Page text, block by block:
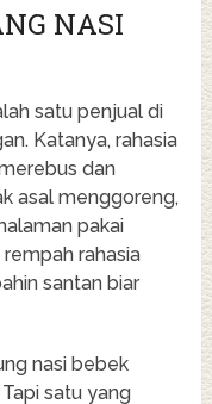
NASI
satu penjual di
Katanya, rahasia
dan
asal menggoreng,
pakai
rahasia
santan biar
nasi bebek
satu yang